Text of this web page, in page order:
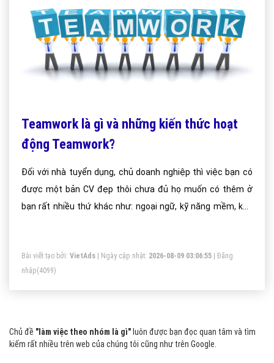
Teamwork là gì và những kiến thức hoạt
động Teamwork?
Đối với nhà tuyển dụng, chủ doanh nghiệp thì việc bạn có
được một bản CV đẹp thôi chưa đủ họ muốn có thêm ở
bạn rất nhiều thứ khác như: ngoại ngữ, kỹ năng mềm, khả
mà bạn có hiện tại có khá nhiều bạn sinh viên chưa biết
Làm việc nhóm là gì dẫn tới mất điểm trong mắt nhà tuyển
dụng nhất là nhà tuyển dụng nước ngoài.
Bài viết tạo bởi: VietAds | Ngày cập nhật: 2026-08-09 03:06:55
Đăng
nhập(4099)
Chủ đề "làm việc theo nhóm là gì" luôn được bạn đọc quan tâm và tìm
kiếm rất nhiều trên web của chúng tôi cũng như trên Google.